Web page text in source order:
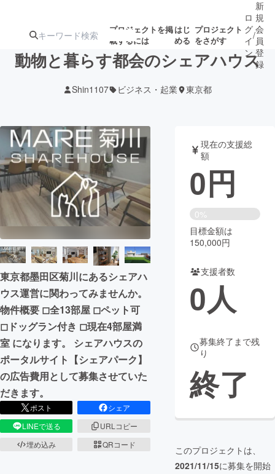
プロジェクトを掲
載するには
はじ
める
プロジェクト
をさがす
アート・写真
テクノロジー・ガジェット ゲーム・サ
書籍・雑誌
ビジネス・起業 チャレンジ
まちづくり・地域活性化
CAMPFIRE for Social Good
CAMPFIRE Creation
CAMPFIREふるさと納税
コミュニティ
ロ
グ
イ
ン
/
新
規
会
員
登
録
動物と暮らす都会のシェアハウス
Shin1107 ビジネス・起業 東京都
東京都墨田区菊川にあるシェアハ
ウス運営に関わってみませんか。
物件概要 ◻︎全13部屋 ◻︎ペット可
◻︎ドッグラン付き ◻︎現在4部屋満
室 になります。 シェアハウスの
ポータルサイト【シェアパーク】
の広告費用として募集させていた
だきます。
ポスト
シェア
LINEで送る
URLコピー
埋め込み
QRコード
現在の支援総
額
0円
0%
目標金額は
150,000円
支援者数
0人
募集終了まで残
り
終了
このプロジェクトは、
2021/11/15に募集を開始